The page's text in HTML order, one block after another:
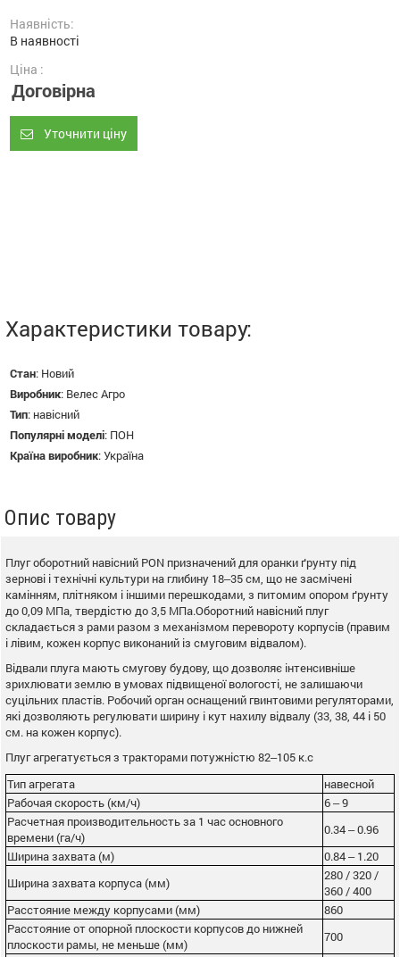
Наявність:
В наявності
Ціна :
Договірна
Уточнити ціну
Характеристики товару:
Стан: Новий
Виробник: Велес Агро
Тип: навісний
Популярні моделі: ПОН
Країна виробник:Україна
Опис товару
Плуг оборотний навісний PON призначений для оранки ґрунту під
зернові і технічні культури на глибину 18‒35 см, що не засмічені
камінням, плітняком і іншими перешкодами, з питомим опором ґрунту
до 0,09 МПа, твердістю до 3,5 МПа.Оборотний навісний плуг
складається з рами разом з механізмом перевороту корпусів (правим
і лівим, кожен корпус виконаний із смуговим відвалом).
Відвали плуга мають смугову будову, що дозволяє інтенсивніше
зрихлювати землю в умовах підвищеної вологості, не залишаючи
суцільних пластів. Робочий орган оснащений гвинтовими регуляторами,
які дозволяють регулювати ширину і кут нахилу відвалу (33, 38, 44 і 50
см. на кожен корпус).
Плуг агрегатується з тракторами потужністю 82‒105 к.с
Тип агрегата
навесной
Рабочая скорость (км/ч)
6 ‒ 9
Расчетная производительность за 1 час основного
времени (га/ч)
0.34 ‒ 0.96
Ширина захвата (м)
0.84 ‒ 1.20
Ширина захвата корпуса (мм)
280 / 320 /
360 / 400
Расстояние между корпусами (мм)
860
Расстояние от опорной плоскости корпусов до нижней
плоскости рамы, не меньше (мм)
700